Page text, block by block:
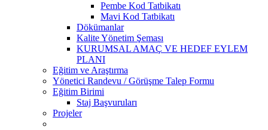
Pembe Kod Tatbikatı
Mavi Kod Tatbikatı
Dökümanlar
Kalite Yönetim Şeması
KURUMSAL AMAÇ VE HEDEF EYLEM
PLANI
Eğitim ve Araştırma
Yönetici Randevu / Görüşme Talep Formu
Eğitim Birimi
Staj Başvuruları
Projeler